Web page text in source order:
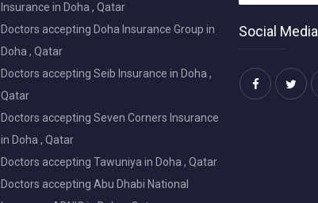
Insurance in Doha , Qatar
Doctors accepting Doha Insurance Group in
Doha , Qatar
Doctors accepting Seib Insurance in Doha ,
Qatar
Doctors accepting Seven Corners Insurance
in Doha , Qatar
Doctors accepting Tawuniya in Doha , Qatar
Doctors accepting Abu Dhabi National
Social Media